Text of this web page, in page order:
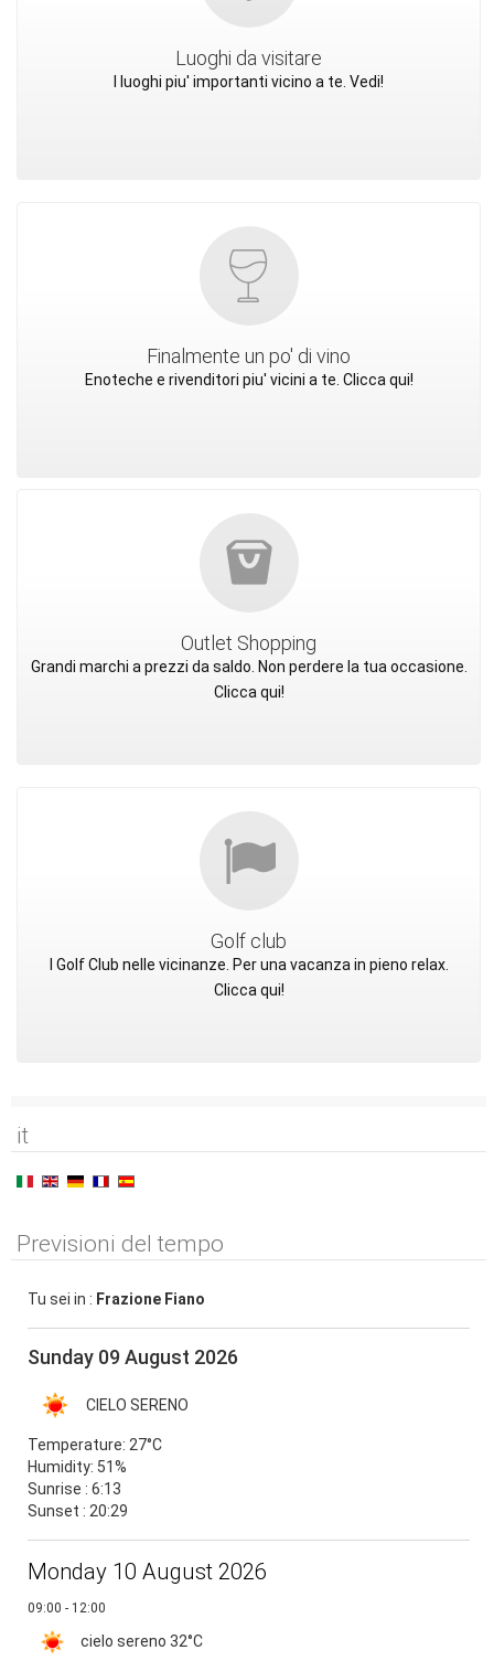
Luoghi da visitare
I luoghi piu' importanti vicino a te. Vedi!
Finalmente un po' di vino
Enoteche e rivenditori piu' vicini a te. Clicca qui!
Outlet Shopping
Grandi marchi a prezzi da saldo. Non perdere la tua occasione.
Clicca qui!
Golf club
I Golf Club nelle vicinanze. Per una vacanza in pieno relax.
Clicca qui!
it
Previsioni del tempo
Tu sei in : Frazione Fiano
Sunday 09 August 2026
CIELO SERENO
Temperature: 27°C
Humidity: 51%
Sunrise : 6:13
Sunset : 20:29
Monday 10 August 2026
09:00 - 12:00
cielo sereno 32°C